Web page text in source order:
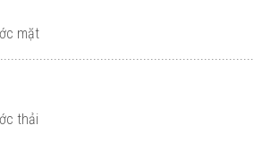
mặt
thải